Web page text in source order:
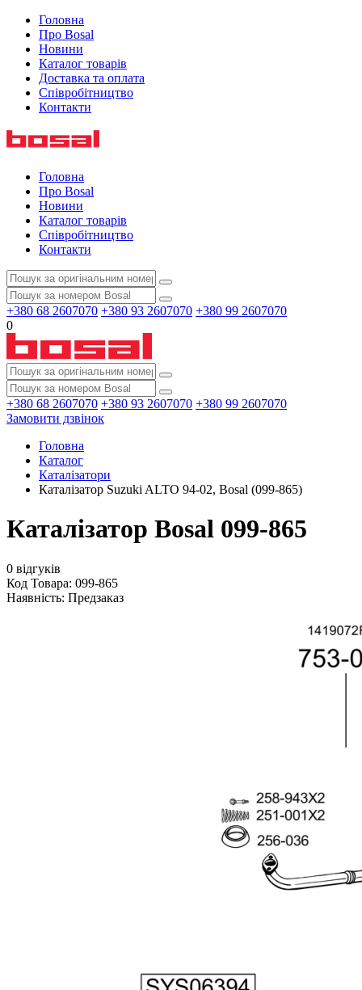
Головна
Про Bosal
Новини
Каталог товарів
Доставка та оплата
Співробітництво
Контакти
Головна
Про Bosal
Новини
Каталог товарів
Співробітництво
Контакти
+380 68 2607070 +380 93 2607070 +380 99 2607070
0
+380 68 2607070 +380 93 2607070 +380 99 2607070
Замовити дзвінок
Головна
Каталог
Каталізатори
Каталізатор Suzuki ALTO 94-02, Bosal (099-865)
Каталізатор Bosal 099-865
0 відгуків
Код Товара: 099-865
Наявність: Предзаказ